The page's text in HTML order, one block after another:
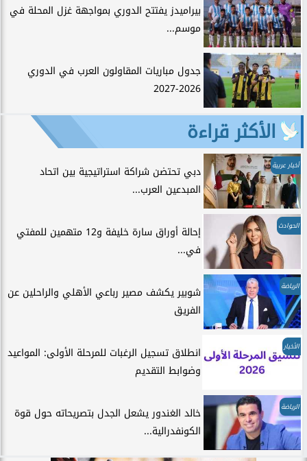
بيراميدز يفتتح الدوري بمواجهة غزل المحلة في
موسم...
جدول مباريات المقاولون العرب في الدوري
2026-2027
الأكثر قراءة
أخبار عربية
دبي تحتضن شراكة استراتيجية بين اتحاد
المبدعين العرب...
الحوادث
إحالة أوراق سارة خليفة و12 متهمين للمفتي
في...
الرياضة
شوبير يكشف مصير رباعي الأهلي والراحلين عن
الفريق
الأخبار
انطلاق تسجيل الرغبات للمرحلة الأولى: المواعيد
وضوابط التقديم
الرياضة
خالد الغندور يشعل الجدل بتصريحاته حول قوة
الكونفدرالية...